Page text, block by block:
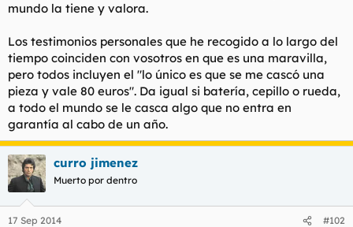
l
e
a
i
mundo la tiene y valora.
Los testimonios personales que he recogido a lo largo del
tiempo coinciden con vosotros en que es una maravilla,
pero todos incluyen el "lo único es que se me cascó una
pieza y vale 80 euros". Da igual si batería, cepillo o rueda,
a todo el mundo se le casca algo que no entra en
garantía al cabo de un año.
curro jimenez
Muerto por dentro
17 Sep 2014 #102